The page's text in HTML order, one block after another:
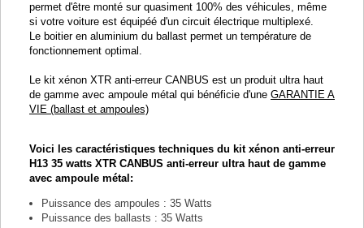
permet d'être monté sur quasiment 100% des véhicules, même
si votre voiture est équipéé d'un circuit électrique multiplexé.
Le boitier en aluminium du ballast permet un température de
fonctionnement optimal.
Le kit xénon XTR anti-erreur CANBUS est un produit ultra haut
de gamme avec ampoule métal qui bénéficie d'une GARANTIE A
VIE (ballast et ampoules)
Voici les caractéristiques techniques du kit xénon anti-erreur
H13 35 watts XTR CANBUS anti-erreur ultra haut de gamme
avec ampoule métal:
Puissance des ampoules : 35 Watts
Puissance des ballasts : 35 Watts